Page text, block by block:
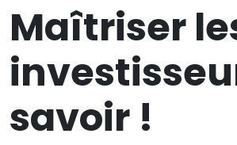
Maîtriser
savoir !